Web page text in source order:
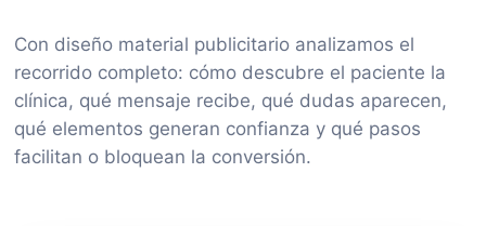
Con diseño material publicitario analizamos el
recorrido completo: cómo descubre el paciente la
clínica, qué mensaje recibe, qué dudas aparecen,
qué elementos generan confianza y qué pasos
facilitan o bloquean la conversión.